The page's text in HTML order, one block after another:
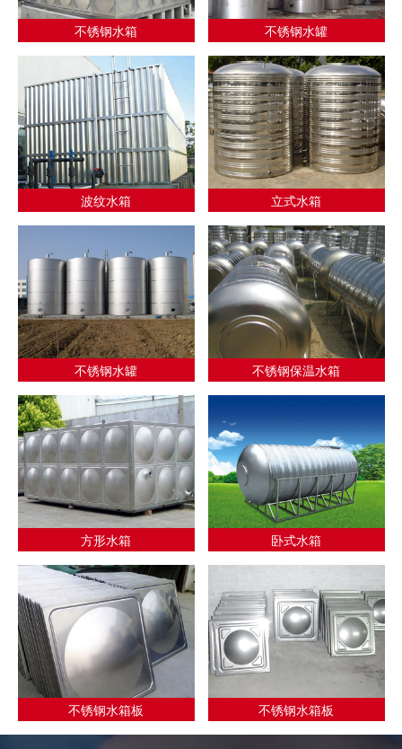
不锈钢水箱 不锈钢水罐
波纹水箱 立式水箱
不锈钢水罐 不锈钢保温水箱
方形水箱 卧式水箱
不锈钢水箱板 不锈钢水箱板